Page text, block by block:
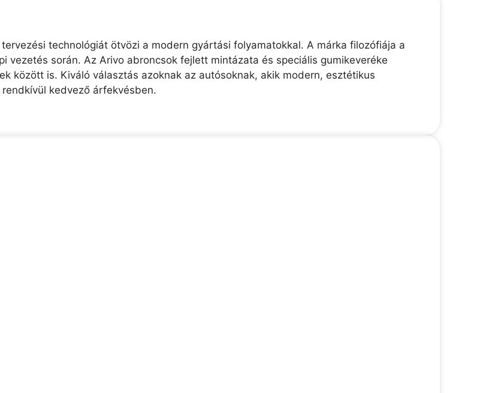
technológiát ötvözi a modern gyártási folyamatokkal. A márka filozófiája a
vezetés során. Az Arivo abroncsok fejlett mintázata és speciális gumikeveréke
között is. Kiváló választás azoknak az autósoknak, akik modern, esztétikus
kedvező árfekvésben.